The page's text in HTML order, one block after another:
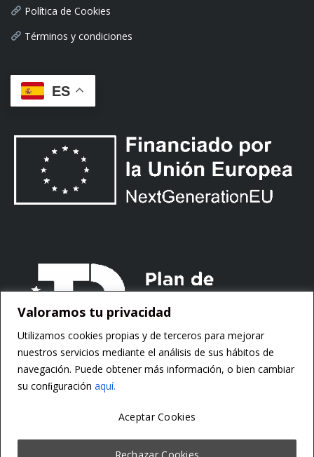
Valoramos tu privacidad
Utilizamos cookies propias y de terceros para mejorar
nuestros servicios mediante el análisis de sus hábitos de
navegación. Puede obtener más información, o bien cambiar
su conﬁguración aquí.
Rechazar Cookies
Aceptar Cookies
Política de Cookies
Términos y condiciones
ES